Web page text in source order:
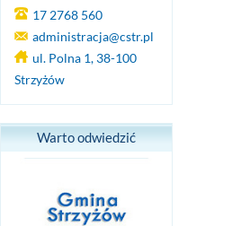
17 2768 560
administracja@cstr.pl
ul. Polna 1, 38-100
Strzyżów
Warto odwiedzić